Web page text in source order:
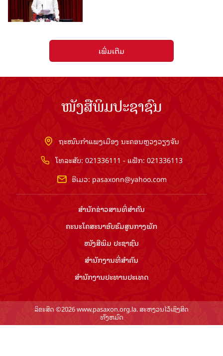
ເພີ່ມເຕີມ
ໜັງສືພິມປະຊາຊົນ
ຖະໜົນກຳແພງເມືອງ ນະຄອນຫຼວງວຽງຈັນ
ໂທລະສັບ: 021336111 - ແຟັກ: 021336113
ອີເມວ: pasaxonn@yahoo.com
ສຳ​ນັກ​ຂ່າວ​ສານ​ທີ່​ສຳ​ຄັນ​
ຄະນະໂຄສະນາອົບຮົມ​ສູນ​ກາງ​ພັກ
ໜັງສືພິມ ປະ​ຊາ​ຊົນ
ສຳ​ນັກ​ງານ​ທີ່​ສຳ​ຄັນ
ສຳ​ນັກ​ງານ​ປະ​ທານ​ປະ​ເທດ
ລິຂະສິດ ©2026 www.pasaxon.org.la. ສະຫງວນໄວ້ເຊິງສິດ
ທັງຫມົດ